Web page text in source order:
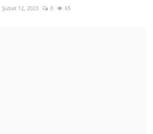
Şubat 12, 2023 0 65